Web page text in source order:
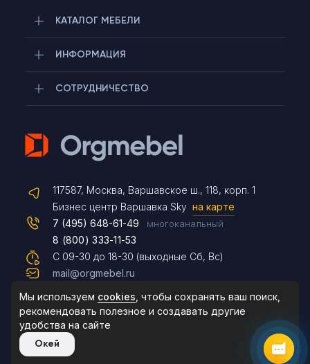
КАТАЛОГ МЕБЕЛИ
ИНФОРМАЦИЯ
СОТРУДНИЧЕСТВО
117587, Москва, Варшавское ш., 118, корп. 1
Бизнес центр Варшавка Sky на карте
С 09-30 до 18-30 (выходные Сб, Вс)
7 (495) 648-61-49 многоканальный
8 (800) 333-11-53
mail@orgmebel.ru
Telegram
Max
Чат на сайте
8 (495) 183-47-87
По будням с 09:30 до 18:30
Мы используем cookies , чтобы сохранять ваш поиск,
рекомендовать полезное и создавать другие
удобства на сайте
Окей